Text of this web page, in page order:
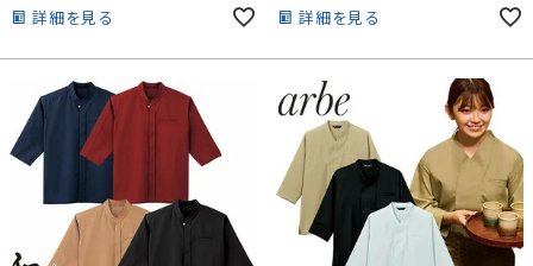
ブや裾に入ったスリットで動きやすさ
デザインとなっています。
詳細を見る
て。ボタンの位置、見え方にもミリ単
詳細を見る